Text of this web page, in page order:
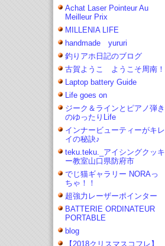
Achat Laser Pointeur Au
Meilleur Prix
MILLENIA LIFE
handmade yururi
釣りアホ日記のブログ
古賀ようこ ようこそ周南！
Laptop battery Guide
Life goes on
ジーク＆ラインとピアノ弾き
のゆったりLife
インナービューティーがキレ
イの秘訣♪
teku.teku._アイシングクッキ
ー教室山口県防府市
でじ猫ギャラリー NORAっ
ちゃ！！
超強力レーザーポインター
BATTERIE ORDINATEUR
PORTABLE
blog
【2018クリスマスコフレ】